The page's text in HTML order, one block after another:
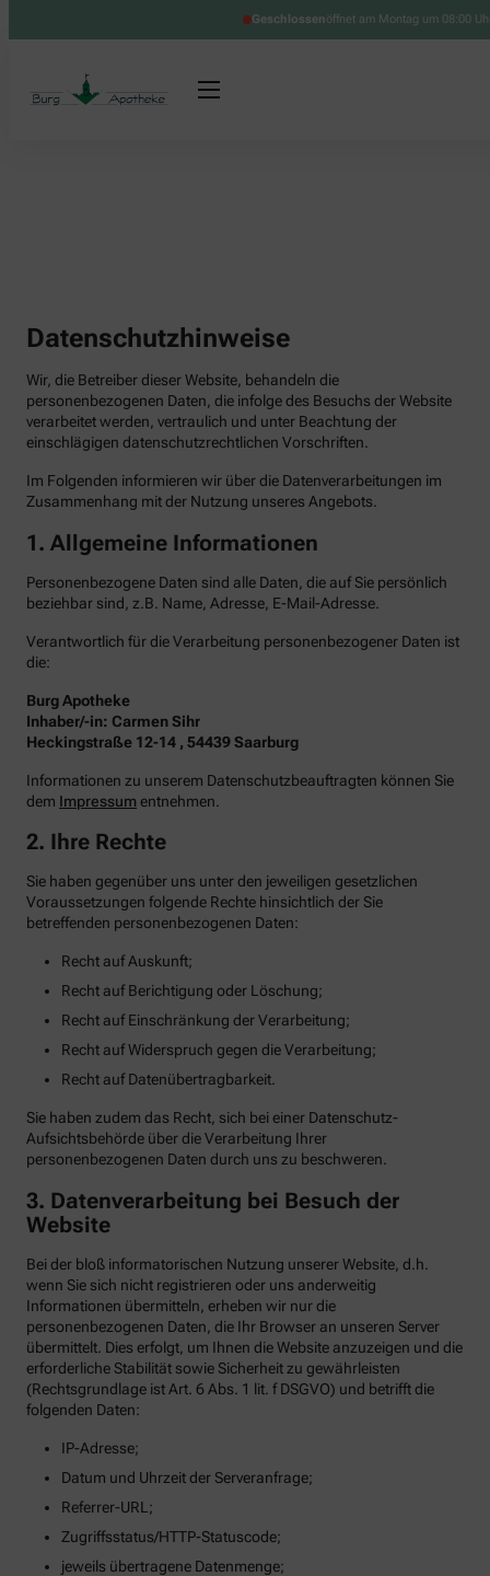
Geschlossenöffnet am Montag um 08:00
Datenschutzhinweise
Wir, die Betreiber dieser Website, behandeln die
personenbezogenen Daten, die infolge des Besuchs der Website
verarbeitet werden, vertraulich und unter Beachtung der
einschlägigen datenschutzrechtlichen Vorschriften.
Im Folgenden informieren wir über die Datenverarbeitungen im
Zusammenhang mit der Nutzung unseres Angebots.
1. Allgemeine Informationen
Personenbezogene Daten sind alle Daten, die auf Sie persönlich
beziehbar sind, z.B. Name, Adresse, E-Mail-Adresse.
Verantwortlich für die Verarbeitung personenbezogener Daten ist
die:
Burg Apotheke
Inhaber/-in: Carmen Sihr
Heckingstraße 12-14 , 54439 Saarburg
Informationen zu unserem Datenschutzbeauftragten können Sie
dem Impressum entnehmen.
2. Ihre Rechte
Sie haben gegenüber uns unter den jeweiligen gesetzlichen
Voraussetzungen folgende Rechte hinsichtlich der Sie
betreffenden personenbezogenen Daten:
Recht auf Auskunft;
Recht auf Berichtigung oder Löschung;
Recht auf Einschränkung der Verarbeitung;
Recht auf Widerspruch gegen die Verarbeitung;
Recht auf Datenübertragbarkeit.
Sie haben zudem das Recht, sich bei einer Datenschutz-
Aufsichtsbehörde über die Verarbeitung Ihrer
personenbezogenen Daten durch uns zu beschweren.
3. Datenverarbeitung bei Besuch der
Website
Bei der bloß informatorischen Nutzung unserer Website, d.h.
wenn Sie sich nicht registrieren oder uns anderweitig
Informationen übermitteln, erheben wir nur die
personenbezogenen Daten, die Ihr Browser an unseren Server
übermittelt. Dies erfolgt, um Ihnen die Website anzuzeigen und die
erforderliche Stabilität sowie Sicherheit zu gewährleisten
(Rechtsgrundlage ist Art. 6 Abs. 1 lit. f DSGVO) und betrifft die
folgenden Daten:
IP-Adresse;
Datum und Uhrzeit der Serveranfrage;
Referrer-URL;
Zugriffsstatus/HTTP-Statuscode;
jeweils übertragene Datenmenge;